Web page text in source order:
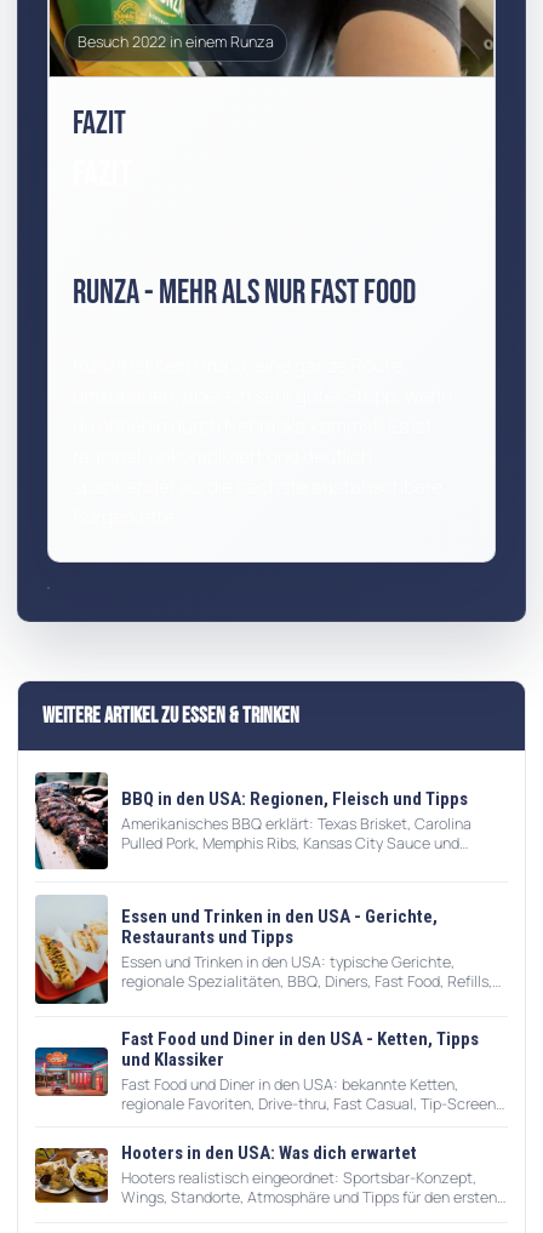
Besuch 2022 in einem Runza
Fazit
Runza - Mehr als nur Fast Food
Weitere Artikel zu Essen & Trinken
BBQ in den USA: Regionen, Fleisch und Tipps
Amerikanisches BBQ erklärt: Texas Brisket, Carolina
Pulled Pork, Memphis Ribs, Kansas City Sauce und
Essen und Trinken in den USA - Gerichte,
Restaurants und Tipps
Essen und Trinken in den USA: typische Gerichte,
regionale Spezialitäten, BBQ, Diners, Fast Food, Refills,
Fast Food und Diner in den USA - Ketten, Tipps
und Klassiker
Fast Food und Diner in den USA: bekannte Ketten,
regionale Favoriten, Drive-thru, Fast Casual, Tip-Screens,
Hooters in den USA: Was dich erwartet
Hooters realistisch eingeordnet: Sportsbar-Konzept,
Wings, Standorte, Atmosphäre und Tipps für den ersten